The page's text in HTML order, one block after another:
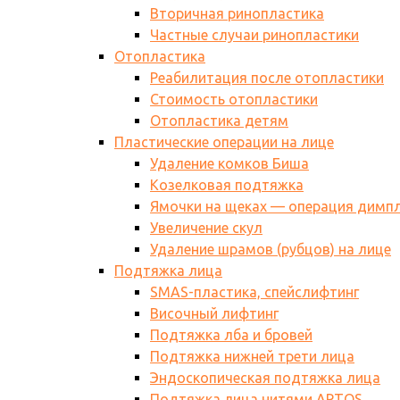
Вторичная ринопластика
Частные случаи ринопластики
Отопластика
Реабилитация после отопластики
Стоимость отопластики
Отопластика детям
Пластические операции на лице
Удаление комков Биша
Козелковая подтяжка
Ямочки на щеках — операция
Увеличение скул
Удаление шрамов (рубцов) на лице
Подтяжка лица
SMAS-пластика, спейслифтинг
Височный лифтинг
Подтяжка лба и бровей
Подтяжка нижней трети лица
Эндоскопическая подтяжка лица